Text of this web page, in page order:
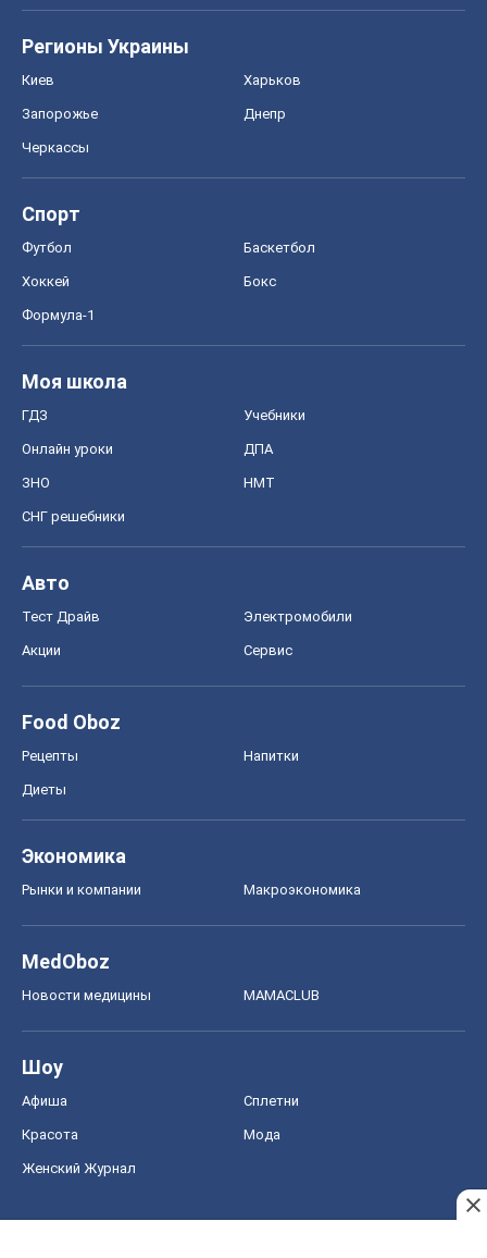
Регионы Украины
Киев Харьков
Запорожье Днепр
Черкассы
Спорт
Футбол Баскетбол
Хоккей Бокс
Формула-1
Моя школа
ГДЗ Учебники
Онлайн уроки ДПА
ЗНО НМТ
СНГ решебники
Авто
Тест Драйв Электромобили
Акции Сервис
Food Oboz
Рецепты Напитки
Диеты
Экономика
Рынки и компании Mакроэкономика
MedOboz
Новости медицины MAMACLUB
Шоу
Афиша Сплетни
Красота Мода
Женский Журнал